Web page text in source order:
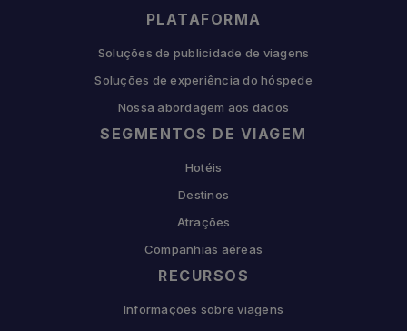
PLATAFORMA
Soluções de publicidade de viagens
Soluções de experiência do hóspede
Nossa abordagem aos dados
SEGMENTOS DE VIAGEM
Hotéis
Destinos
Atrações
Companhias aéreas
RECURSOS
Informações sobre viagens